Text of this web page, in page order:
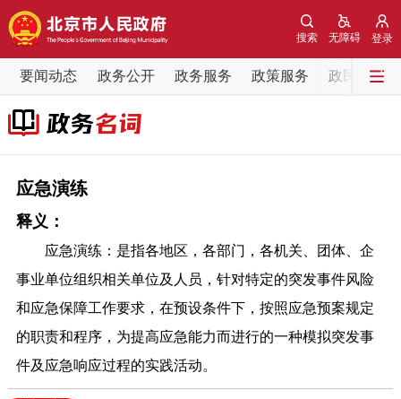
登录
无障碍
搜索
要闻动态 政务公开 政务服务 政策服务 政民互动
要闻动态
党中央精神
各区热点
政务公开
市领导 机构职能 政策服务
政策兑现 政策解读
应急演练
释义：
应急演练：是指各地区，各部门，各机关、团体、企
事业单位组织相关单位及人员，针对特定的突发事件风险
和应急保障工作要求，在预设条件下，按照应急预案规定
的职责和程序，为提高应急能力而进行的一种模拟突发事
件及应急响应过程的实践活动。